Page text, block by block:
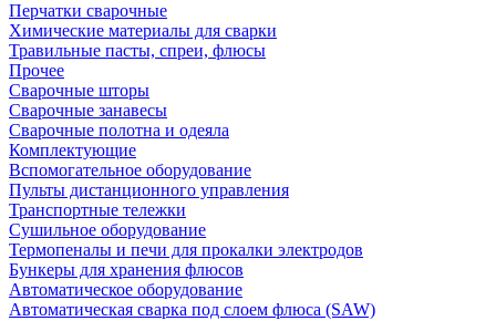
Перчатки сварочные
Химические материалы для сварки
Травильные пасты, спреи, флюсы
Прочее
Сварочные шторы
Сварочные занавесы
Сварочные полотна и одеяла
Комплектующие
Вспомогательное оборудование
Пульты дистанционного управления
Транспортные тележки
Сушильное оборудование
Термопеналы и печи для прокалки электродов
Бункеры для хранения флюсов
Автоматическое оборудование
Автоматическая сварка под слоем флюса (SAW)